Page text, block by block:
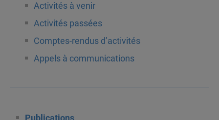
Activités à venir
Activités passées
Comptes-rendus d’activités
Appels à communications